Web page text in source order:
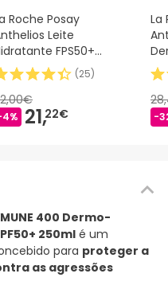
Roche Posay
Leite
FPS50+
250ml
(25)
21,22€
La
-
400 Dermo-
250mlé um
para proteger a
as agressões